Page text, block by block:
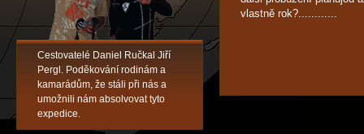
vlastně rok?............
Cestovatelé Daniel Ručkal Jiří
Pergl. Poděkování rodinám a
kamarádům, že stáli při nás a
umožnili nám absolvovat tyto
expedice.